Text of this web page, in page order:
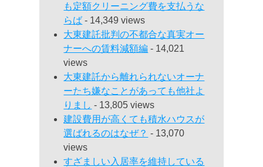
も定額クリーニング費を支払うな
らば - 14,349 views
大東建託批判の不都合な真実オー
ナーへの賃料減額編 - 14,021
views
大東建託から離れられないオーナ
ーたち嫌なことがあっても他社よ
りまし - 13,805 views
建設費用が高くても積水ハウスが
選ばれるのはなぜ？ - 13,070
views
すざましい入居率を維持している